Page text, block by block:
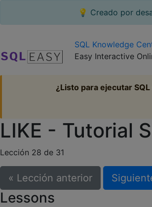
💡 Creado por
SQL Knowledge
Easy Interactive
¿Listo para ejecutar
LIKE - Tutorial
Lección 28 de 31
« Lección anterior
Lessons